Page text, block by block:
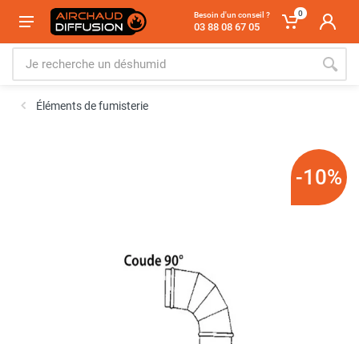
Besoin d'un conseil ?
03 88 08 67 05
0
Éléments de fumisterie
-10%